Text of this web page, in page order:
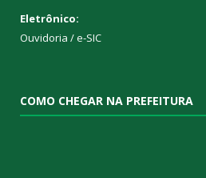
Eletrônico:
Ouvidoria /e-SIC
COMO CHEGAR NA PREFEITURA